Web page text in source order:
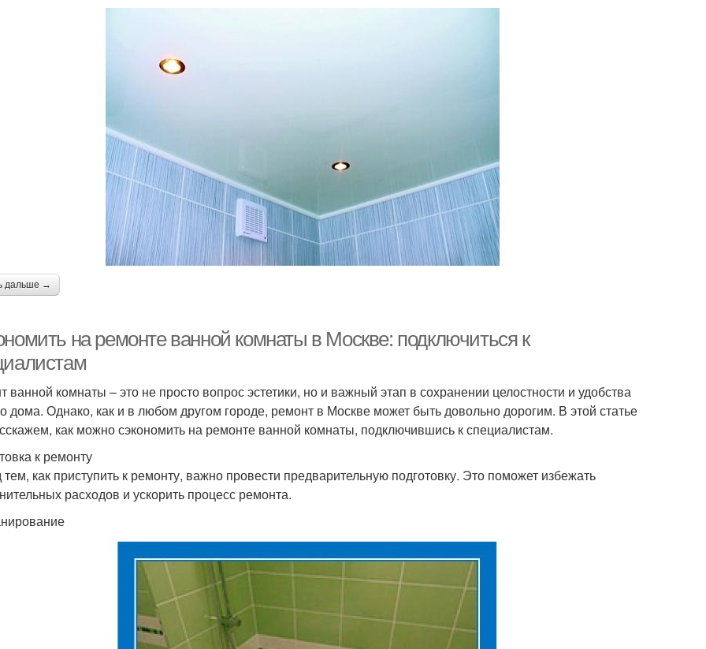
дальше →
на ремонте ванной комнаты в Москве: подключиться к
ванной комнаты – это не просто вопрос эстетики, но и важный этап в сохранении целостности и удобства
дома. Однако, как и в любом другом городе, ремонт в Москве может быть довольно дорогим. В этой статье
как можно сэкономить на ремонте ванной комнаты, подключившись к специалистам.
к ремонту
как приступить к ремонту, важно провести предварительную подготовку. Это поможет избежать
расходов и ускорить процесс ремонта.